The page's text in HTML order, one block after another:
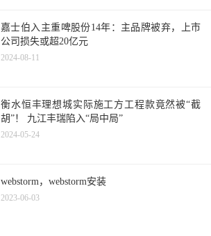
嘉士伯入主重啤股份14年：主品牌被弃，上市
公司损失或超20亿元
2024-08-11
衡水恒丰理想城实际施工方工程款竟然被“截
胡”！ 九江丰瑞陷入“局中局”
2024-05-24
webstorm，webstorm安装
2023-06-03